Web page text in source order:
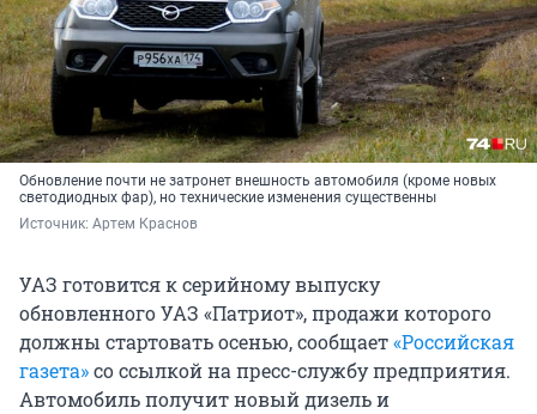
Обновление почти не затронет внешность автомобиля (кроме новых
светодиодных фар), но технические изменения существенны
Источник: Артем Краснов
УАЗ готовится к серийному выпуску
обновленного УАЗ «Патриот», продажи которого
должны стартовать осенью, сообщает«Российская
газета»со ссылкой на пресс-службу предприятия.
Автомобиль получит новый дизель и